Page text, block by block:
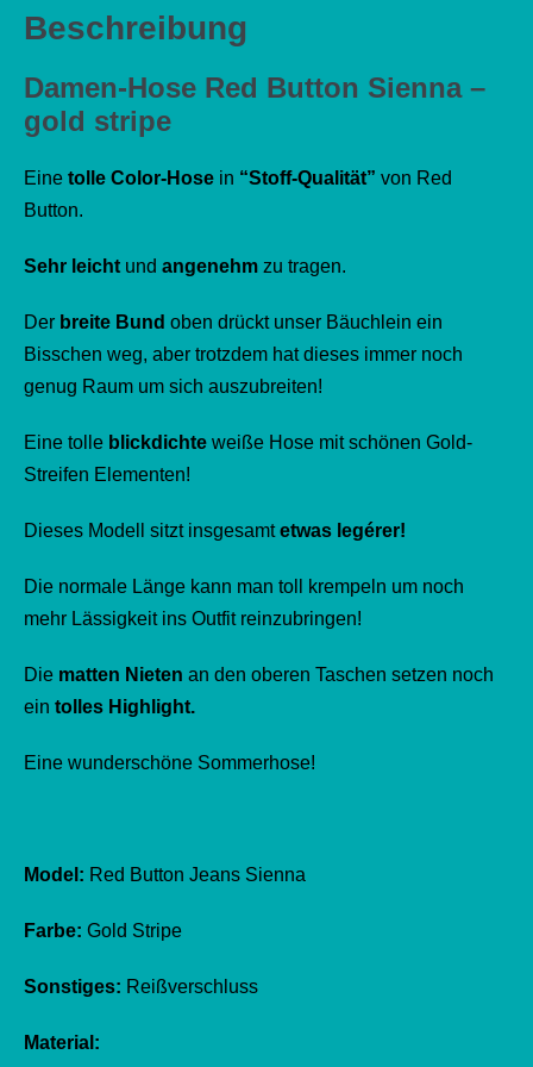
Beschreibung
Damen-Hose Red Button Sienna –
gold stripe
Eine tolle Color-Hose in “Stoff-Qualität” von Red
Button.
Sehr leicht und angenehm zu tragen.
Der breite Bund oben drückt unser Bäuchlein ein
Bisschen weg, aber trotzdem hat dieses immer noch
genug Raum um sich auszubreiten!
Eine tolle blickdichte weiße Hose mit schönen Gold-
Streifen Elementen!
Dieses Modell sitzt insgesamtetwas legérer!
Die normale Länge kann man toll krempeln um noch
mehr Lässigkeit ins Outfit reinzubringen!
Die matten Nieten an den oberen Taschen setzen noch
ein tolles Highlight.
Eine wunderschöne Sommerhose!
Model: Red Button Jeans Sienna
Farbe: Gold Stripe
Sonstiges: Reißverschluss
Material: